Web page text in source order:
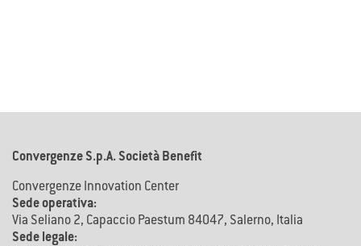
Convergenze S.p.A. Società Benefit
Convergenze Innovation Center
Sede operativa:
Via Seliano 2, Capaccio Paestum 84047, Salerno, Italia
Sede legale: